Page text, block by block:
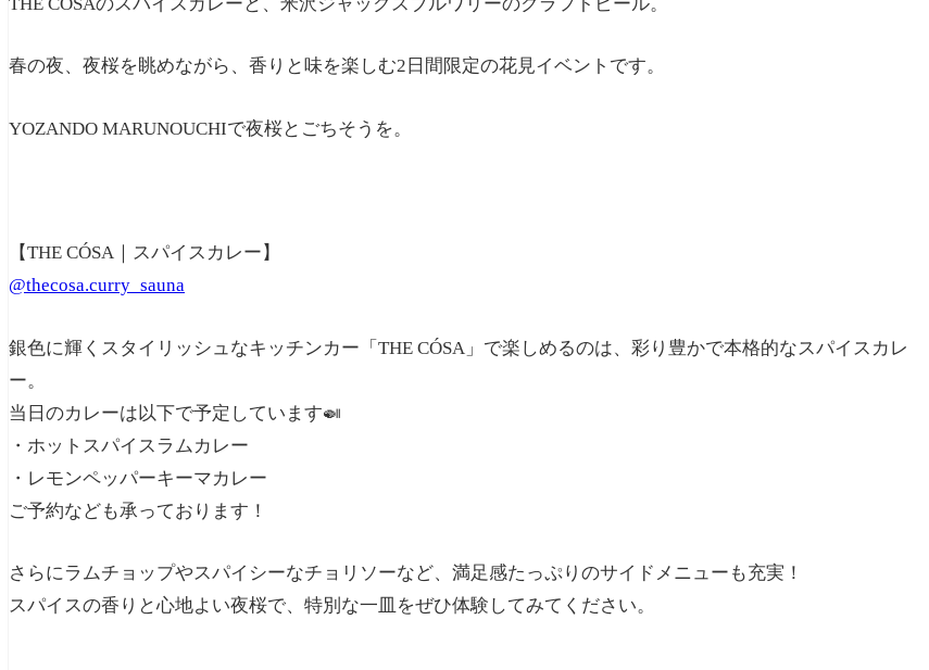
春の夜、夜桜を眺めながら、 香りと味を楽しむ2日間限定の花見イベントです。
YOZANDO MARUNOUCHIで夜桜とごちそうを。
【THE CÓSA｜スパイスカレー】
@thecosa.curry_sauna
銀色に輝くスタイリッシュなキッチンカー「THE CÓSA」で楽しめるのは、彩り豊かで本格的なスパイスカレ
ー。
当日のカレーは以下で予定しています🍛
・ホットスパイスラムカレー
・レモンペッパーキーマカレー
ご予約なども承っております！
さらにラムチョップやスパイシーなチョリソーなど、満足感たっぷりのサイドメニューも充実！
スパイスの香りと心地よい夜桜で、特別な一皿をぜひ体験してみてください。